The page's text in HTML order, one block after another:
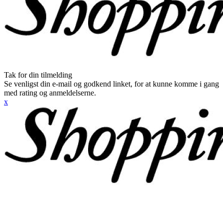
Tak for din tilmelding
Se venligst din e-mail og godkend linket, for at kunne komme i gang
med rating og anmeldelserne.
x